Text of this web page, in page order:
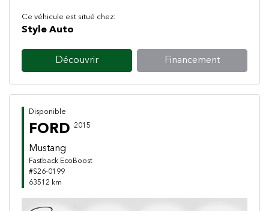
Ce véhicule est situé chez:
Style Auto
Découvrir Financement
Disponible
FORD 2015
Mustang
Fastback EcoBoost
#S26-0199
63512 km